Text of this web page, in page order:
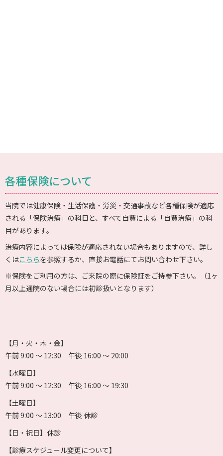
各種保険について
当院では健康保険・生活保護・労災・交通事故など各種保険が適応
される「保険治療」の科目と、すべて自費による「自費治療」の科
目があります。
治療内容によっては保険が適応されない場合もありますので、詳し
くはこちらを参照するか、直接お電話にてお問い合わせ下さい。
※保険をご利用の方は、ご来院の際に保険証をご持参下さい。（1ヶ
月以上通院のない場合には初診扱いとなります）
【月・火・木・金】
午前 9:00 〜 12:30 午後 16:00 〜 20:00
【水曜日】
午前 9:00 〜 12:30 午後 16:00 〜 19:30
【土曜日】
午前 9:00 〜 13:00 午後 休診
【日・祝日】休診
【診療スケジュール変更について】